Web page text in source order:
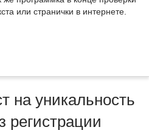
или странички в интернете.
на уникальность
регистрации